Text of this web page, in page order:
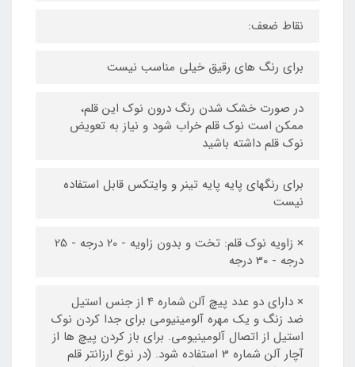
نقاط ضعف:
برای رنگ های رقیق خیلی مناسب نیست
در صورت خشک شدن رنگ درون نوک این قلم،
ممکن است نوک قلم خراب شود و نیاز به تعویض
نوک قلم داشته باشید
برای رنگهای پایه پایه تینر و وایتکس قابل استفاده
نیست
× زاویه نوک قلم: تخت و بدون زاویه - 20 درجه - 25
درجه - 30 درجه
× دارای دو عدد پیچ آلن شماره 4 از جنس استیل
ضد زنگ و یک مهره آلومینیومی برای جدا کردن نوک
استیل از اتصال آلومینیومی. برای باز کردن پیچ ها از
آچار آلن شماره 3 استفاده شود. (در نوع ارزانتر قلم